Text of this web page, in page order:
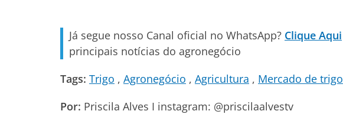
Já segue nosso Canal oficial no WhatsApp? Clique Aqui
principais notícias do agronegócio
Tags: Trigo Agronegócio Agricultura Mercado de trigo
Por: Priscila Alves I instagram: @priscilaalvestv